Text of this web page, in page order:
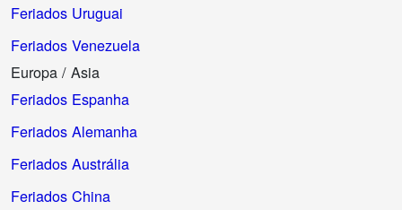
Feriados Uruguai
Feriados Venezuela
Europa / Asia
Feriados Espanha
Feriados Alemanha
Feriados Austrália
Feriados China